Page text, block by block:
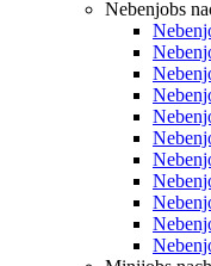
Nebenjobs